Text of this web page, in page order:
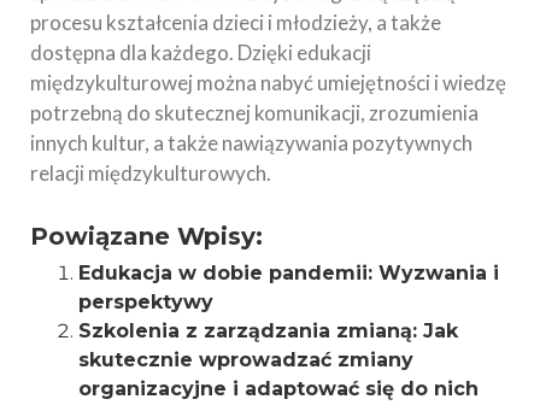
procesu kształcenia dzieci i młodzieży, a także
dostępna dla każdego. Dzięki edukacji
międzykulturowej można nabyć umiejętności i wiedzę
potrzebną do skutecznej komunikacji, zrozumienia
innych kultur, a także nawiązywania pozytywnych
relacji międzykulturowych.
Powiązane Wpisy:
Edukacja w dobie pandemii: Wyzwania i
perspektywy
Szkolenia z zarządzania zmianą: Jak
skutecznie wprowadzać zmiany
organizacyjne i adaptować się do nich